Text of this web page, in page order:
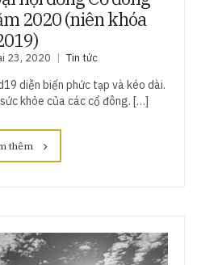
2020 (niên khóa
23, 2020 Tin tức
diễn biến phức tạp và kéo dài.
khỏe của các cổ đông. […]
thêm